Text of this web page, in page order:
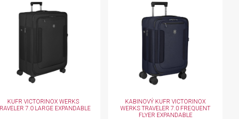
KUFR VICTORINOX WERKS
7.0 LARGE EXPANDABLE
KABINOVÝ KUFR VICTORINOX
WERKS TRAVELER 7.0 FREQUENT
FLYER EXPANDABLE